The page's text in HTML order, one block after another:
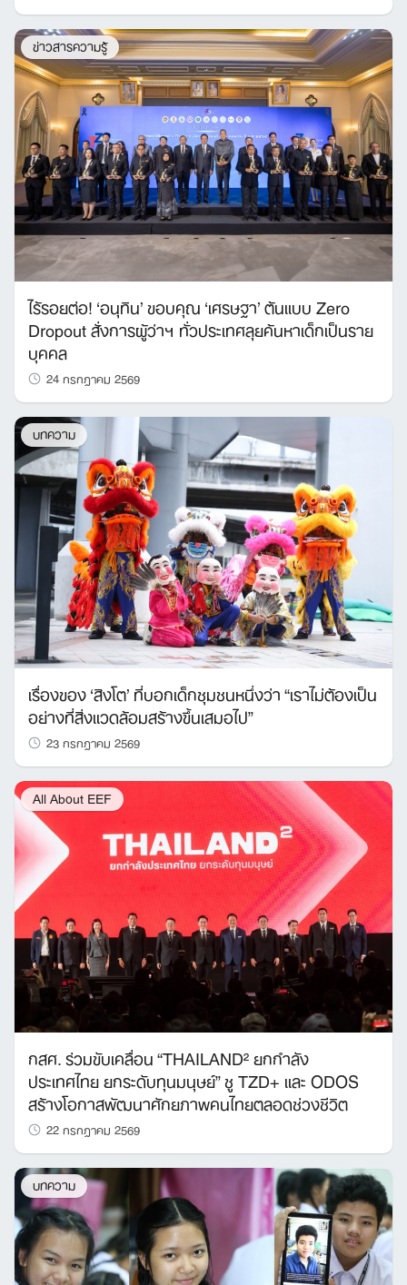
ข่าวสารความรู้
ไร้รอยต่อ! ‘อนุทิน’ ขอบคุณ ‘เศรษฐา’ ต้นแบบ Zero
Dropout สั่งการผู้ว่าฯ ทั่วประเทศลุยค้นหาเด็กเป็นราย
บุคคล
24 กรกฎาคม 2569
บทความ
เรื่องของ ‘สิงโต’ ที่บอกเด็กชุมชนหนึ่งว่า “เราไม่ต้องเป็น
อย่างที่สิ่งแวดล้อมสร้างขึ้นเสมอไป”
23 กรกฎาคม 2569
All About EEF
กสศ. ร่วมขับเคลื่อน “THAILAND² ยกกำลัง
ประเทศไทย ยกระดับทุนมนุษย์” ชู TZD+ และ ODOS
สร้างโอกาสพัฒนาศักยภาพคนไทยตลอดช่วงชีวิต
22 กรกฎาคม 2569
บทความ